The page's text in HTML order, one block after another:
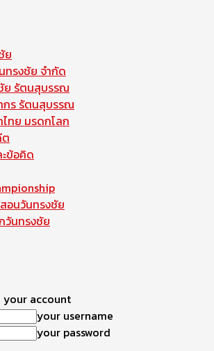
ย
ทรงชัย จำกัด
ย รัตนสุบรรณ
กร รัตนสุบรรณ
ทย มรดกโลก
ข้อคิด
อนวันทรงชัย
วันทรงชัย
your account
your username
your password